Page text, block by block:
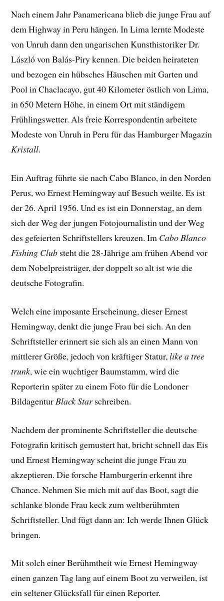
Nach einem Jahr Panamericana blieb die junge Frau auf
dem Highway in Peru hängen. In Lima lernte Modeste
von Unruh dann den ungarischen Kunsthistoriker Dr.
László von Balás-Piry kennen. Die beiden heirateten
und bezogen ein hübsches Häuschen mit Garten und
Pool in Chaclacayo, gut 40 Kilometer östlich von Lima,
in 650 Metern Höhe, in einem Ort mit ständigem
Frühlingswetter. Als freie Korrespondentin arbeitete
Modeste von Unruh in Peru für das Hamburger Magazin
Kristall.
Ein Auftrag führte sie nach Cabo Blanco, in den Norden
Perus, wo Ernest Hemingway auf Besuch weilte. Es ist
der 26. April 1956. Und es ist ein Donnerstag, an dem
sich der Weg der jungen Fotojournalistin und der Weg
des gefeierten Schriftstellers kreuzen. Im Cabo Blanco
Fishing Club steht die 28-Jährige am frühen Abend vor
dem Nobelpreisträger, der doppelt so alt ist wie die
deutsche Fotografin.
Welch eine imposante Erscheinung, dieser Ernest
Hemingway, denkt die junge Frau bei sich. An den
Schriftsteller erinnert sie sich als an einen Mann von
mittlerer Größe, jedoch von kräftiger Statur,like a tree
trunk, wie ein wuchtiger Baumstamm, wird die
Reporterin später zu einem Foto für die Londoner
BildagenturBlack Starschreiben.
Nachdem der prominente Schriftsteller die deutsche
Fotografin kritisch gemustert hat, bricht schnell das Eis
und Ernest Hemingway scheint die junge Frau zu
akzeptieren. Die forsche Hamburgerin erkennt ihre
Chance. Nehmen Sie mich mit auf das Boot, sagt die
schlanke blonde Frau keck zum weltberühmten
Schriftsteller. Und fügt dann an: Ich werde Ihnen Glück
bringen.
Mit solch einer Berühmtheit wie Ernest Hemingway
einen ganzen Tag lang auf einem Boot zu verweilen, ist
ein seltener Glücksfall für einen Reporter.